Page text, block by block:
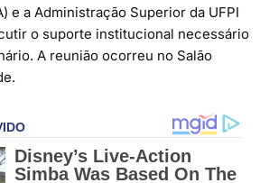
e a Administração Superior da UFPI
o suporte institucional necessário
A reunião ocorreu no Salão